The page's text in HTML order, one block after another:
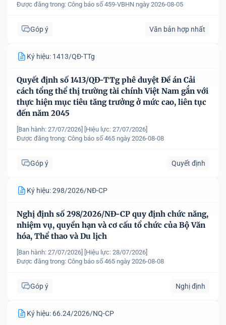
Được đăng trong: Công báo số 459-VBHN ngày 2026-08-05
Góp ý Văn bản hợp nhất
Ký hiệu: 1413/QĐ-TTg
Quyết định số 1413/QĐ-TTg phê duyệt Đề án Cải
cách tổng thể thị trường tài chính Việt Nam gắn với
thực hiện mục tiêu tăng trưởng ở mức cao, liên tục
đến năm 2045
[Ban hành: 27/07/2026]
[Hiệu lực: 27/07/2026]
Được đăng trong: Công báo số 465 ngày 2026-08-08
Góp ý Quyết định
Ký hiệu: 298/2026/NĐ-CP
Nghị định số 298/2026/NĐ-CP quy định chức năng,
nhiệm vụ, quyền hạn và cơ cấu tổ chức của Bộ Văn
hóa, Thể thao và Du lịch
[Ban hành: 27/07/2026]
[Hiệu lực: 28/07/2026]
Được đăng trong: Công báo số 465 ngày 2026-08-08
Góp ý Nghị định
Ký hiệu: 66.24/2026/NQ-CP